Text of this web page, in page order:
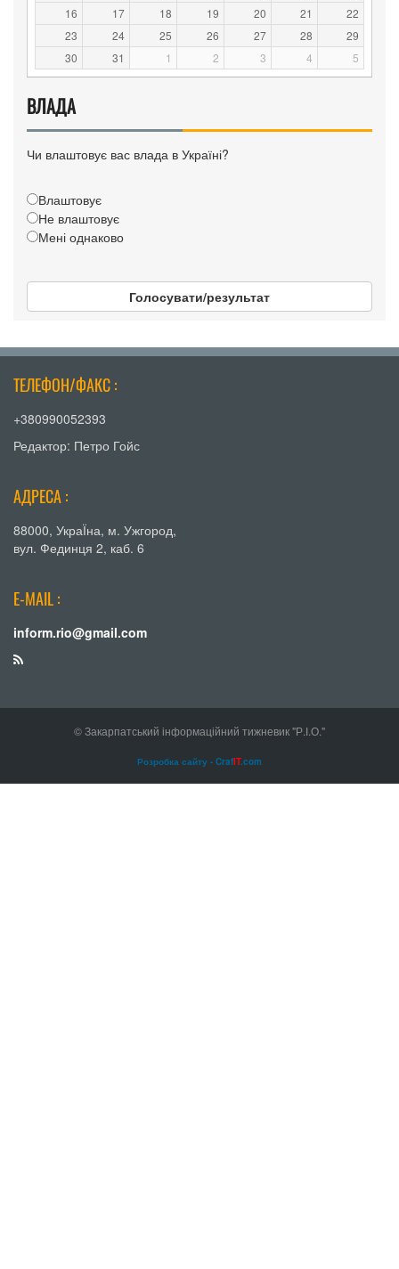
16
17 18 19 20 21
22
23
24 25 26 27 28
29
30
31 1 2 3 4 5
ВЛАДА
Чи влаштовує вас влада в Україні?
Влаштовує
Не влаштовує
Мені однаково
Голосувати/результат
ТЕЛЕФОН/ФАКС :
+380990052393
Редактор: Петро Гойс
АДРЕСА :
88000, УкраЇна, м. Ужгород,
вул. Фединця 2, каб. 6
E-MAIL :
inform.rio@gmail.com
© Закарпатський інформаційний тижневик "Р.І.О."
Розробка сайту - CrafIT.com